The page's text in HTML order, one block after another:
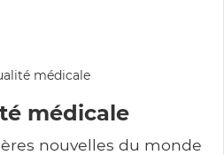
médicale
nouvelles du monde